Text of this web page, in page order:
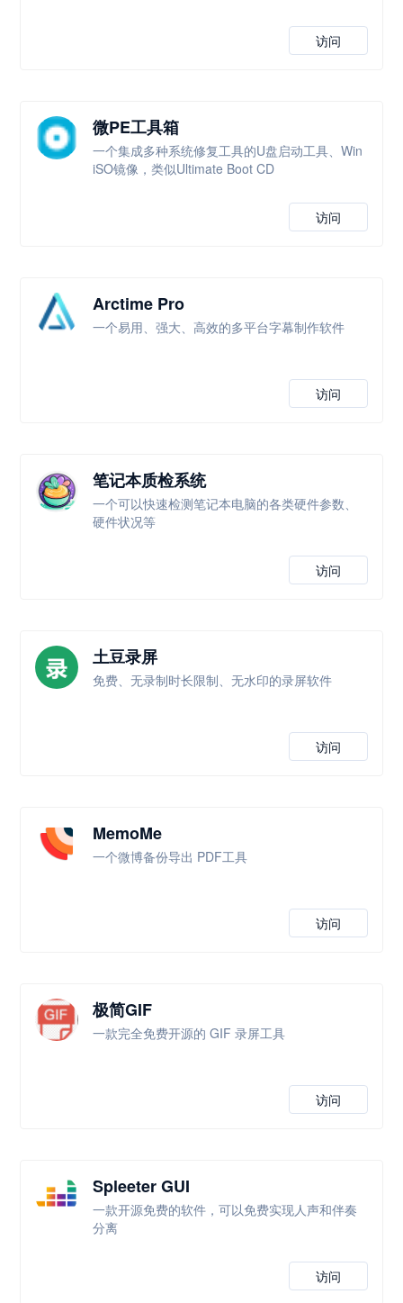
访问
微PE工具箱
一个集成多种系统修复工具的U盘启动工具、Win
iSO镜像，类似Ultimate Boot CD
访问
Arctime Pro
一个易用、强大、高效的多平台字幕制作软件
访问
笔记本质检系统
一个可以快速检测笔记本电脑的各类硬件参数、
硬件状况等
访问
土豆录屏
免费、无录制时长限制、无水印的录屏软件
访问
MemoMe
一个微博备份导出 PDF工具
访问
极简GIF
一款完全免费开源的 GIF 录屏工具
访问
Spleeter GUI
一款开源免费的软件，可以免费实现人声和伴奏
分离
访问